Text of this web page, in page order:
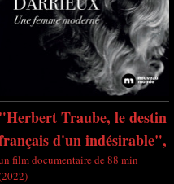
"Herbert Traube, le destin
d'un indésirable",
film documentaire de 88 min